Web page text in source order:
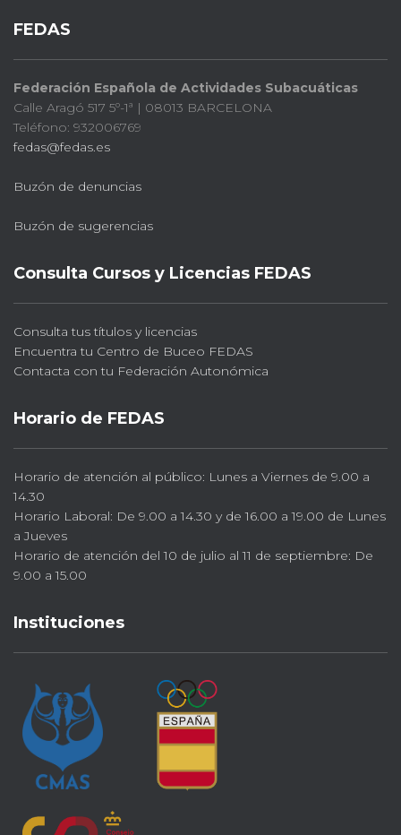
FEDAS
Federación Española de Actividades Subacuáticas
Calle Aragó 517 5º-1ª | 08013 BARCELONA
Teléfono: 932006769
fedas@fedas.es
Buzón de denuncias
Buzón de sugerencias
Consulta Cursos y Licencias FEDAS
Consulta tus títulos y licencias
Encuentra tu Centro de Buceo FEDAS
Contacta con tu Federación Autonómica
Horario de FEDAS
Horario de atención al público: Lunes a Viernes de 9.00 a
14.30
Horario Laboral: De 9.00 a 14.30 y de 16.00 a 19.00 de Lunes
a Jueves
Horario de atención del 10 de julio al 11 de septiembre: De
9.00 a 15.00
Instituciones